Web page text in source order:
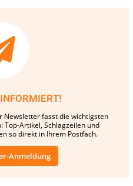
Newsletter fasst die wichtigsten
Top-Artikel, Schlagzeilen und
so direkt in Ihrem Postfach.
Anmeldung